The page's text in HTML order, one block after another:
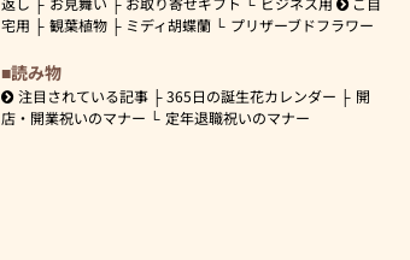
宅用
観葉植物 ミディ胡蝶蘭 プリザーブドフラワー
読み物
注目されている記事 365日の誕生花カレンダー
開
店・開業祝いのマナー
定年退職祝いのマナー